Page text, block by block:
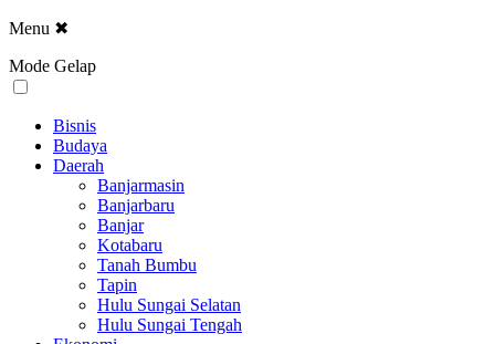
Menu ✖
Mode Gelap
Bisnis
Budaya
Daerah
Banjarmasin
Banjarbaru
Banjar
Kotabaru
Tanah Bumbu
Tapin
Hulu Sungai Selatan
Hulu Sungai Tengah